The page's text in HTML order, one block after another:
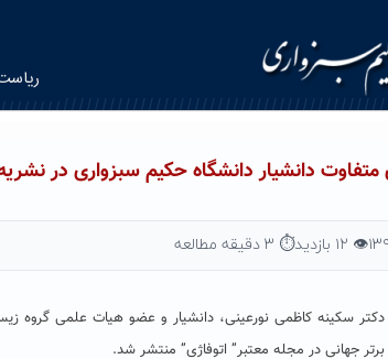
دانشیار دانشگاه حکیم سبزواری در
👁 ۱۲ بازدید ⏱ ۳ دقیقه مطالعه
سکینه کاظمی نورعینی، دانشیار و عضو هیات علمی